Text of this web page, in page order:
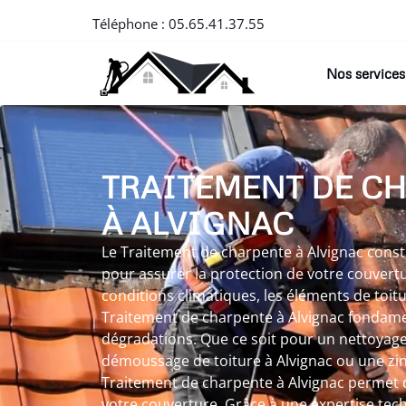
Téléphone : 05.65.41.37.55
Nos services
TRAITEMENT DE
À ALVIGNAC
Le Traitement de charpente à Alvignac
pour assurer la protection de votre
conditions climatiques, les éléments de
Traitement de charpente à Alvignac
dégradations. Que ce soit pour un
démoussage de toiture à Alvignac ou une
Traitement de charpente à Alvignac